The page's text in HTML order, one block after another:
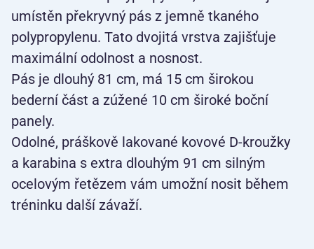
umístěn překryvný pás z jemně tkaného
polypropylenu. Tato dvojitá vrstva zajišťuje
maximální odolnost a nosnost.
Pás je dlouhý 81 cm, má 15 cm širokou
bederní část a zúžené 10 cm široké boční
panely.
Odolné, práškově lakované kovové D-kroužky
a karabina s extra dlouhým 91 cm silným
ocelovým řetězem vám umožní nosit během
tréninku další závaží.